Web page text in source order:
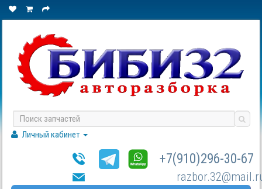
Личный кабинет
+7(910)296-30-67